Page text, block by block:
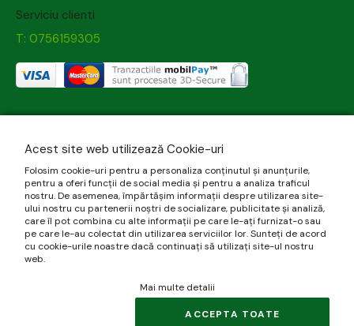
Serviciu clienti
T: 0756159305
Acest site web utilizează Cookie-uri
Folosim cookie-uri pentru a personaliza conținutul și anunțurile,
pentru a oferi funcții de social media și pentru a analiza traficul
nostru. De asemenea, împărtășim informații despre utilizarea site-
ului nostru cu partenerii noștri de socializare, publicitate și analiză,
care îl pot combina cu alte informații pe care le-ați furnizat-o sau
pe care le-au colectat din utilizarea serviciilor lor. Sunteți de acord
cu cookie-urile noastre dacă continuați să utilizați site-ul nostru
web.
Mai multe detalii
ACCEPTA TOATE